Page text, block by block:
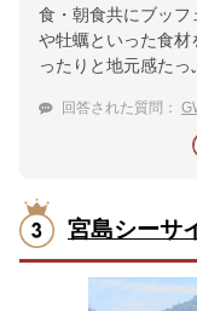
食・朝食共にブッ
や牡蠣といった食
ったりと地元感たっ
回答された質問： GW
宮島シーサ